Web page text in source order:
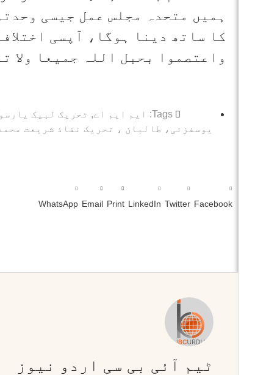
ہمیں متحدہ مجلس عمل جیسی
کا ساتھ دینا ہوگا، آپسی
واعتصموا بحبل اللہ جمیعا ولا
Tags: ایم ایم اے, تحریک لبیک
یوسفزئی، طالبان ، تحریک نفاذ شریعت
Facebook
Twitter
LinkedIn
Print
Email
WhatsApp
ٹیم آئی بی سی اردو نیوز